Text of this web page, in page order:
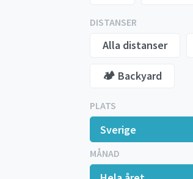
DISTANSER
Alla distanser
🏕️ Backyard
PLATS
MÅNAD